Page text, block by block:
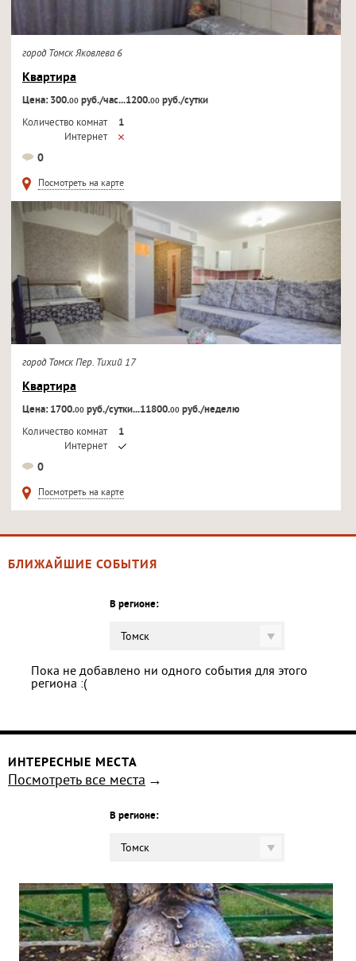
город Томск Яковлева 6
Квартира
Цена: 300.00руб./час...1200.00руб./сутки
Количество комнат
1
Интернет
0
Посмотреть на карте
город Томск Пер. Тихий 17
Квартира
Цена: 1700.00руб./сутки...11800.00руб./неделю
Количество комнат
1
Интернет
0
Посмотреть на карте
БЛИЖАЙШИЕ СОБЫТИЯ
В регионе:
Томск
Пока не добавлено ни одного события для этого
региона :(
ИНТЕРЕСНЫЕ МЕСТА
Посмотреть все места
В регионе:
Томск